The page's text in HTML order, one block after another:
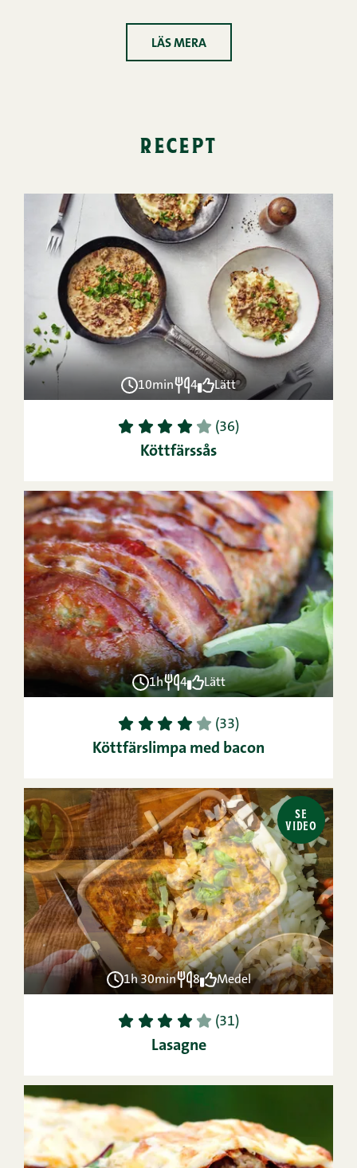
LÄS MERA
recept
10min 4 Lätt
1 2 3 4 5 (36)
Köttfärssås
1h 4 Lätt
1 2 3 4 5 (33)
Köttfärslimpa med bacon
SE
VIDEO
1h 30min 8 Medel
1 2 3 4 5 (31)
Lasagne